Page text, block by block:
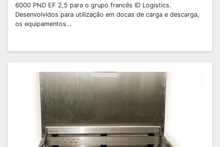
6000 PND EF 2,5 para o grupo francês ID Logistics.
Desenvolvidos para utilização em docas de carga e descarga,
os equipamentos…